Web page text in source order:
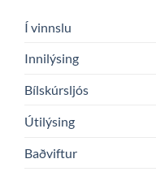
Í vinnslu
Innilýsing
Bílskúrsljós
Útilýsing
Baðviftur